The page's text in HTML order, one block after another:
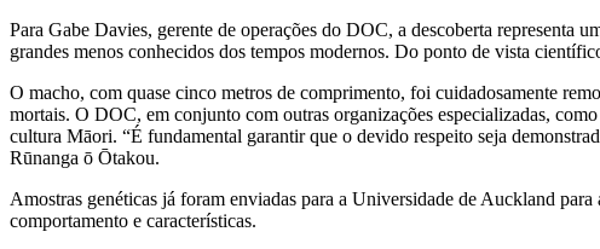
Para Gabe Davies, gerente de operações do DOC, a descoberta representa
grandes menos conhecidos dos tempos modernos. Do ponto de vista
O macho, com quase cinco metros de comprimento, foi cuidadosamente
mortais. O DOC, em conjunto com outras organizações especializadas,
cultura Māori. “É fundamental garantir que o devido respeito seja
Rūnanga ō Ōtakou.
Amostras genéticas já foram enviadas para a Universidade de Auckland
comportamento e características.